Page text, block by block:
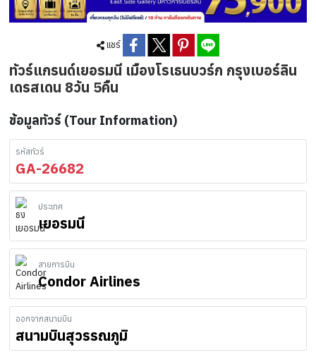
แชร์
ทัวร์แกรนด์เยอรมนี เมืองโรเธนบวร์ก กรุงเบอร์ลิน
เดรสเดน 8วัน 5คืน
ข้อมูลทัวร์ (Tour Information)
รหัสทัวร์
GA-26682
ประเทศ
เยอรมนี
สายการบิน
Condor Airlines
ออกจากสนามบิน
สนามบินสุวรรณภูมิ